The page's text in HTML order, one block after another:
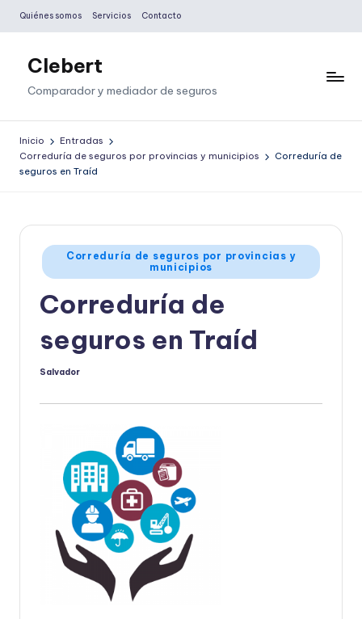
Saltar
contenido
Quiénes somos Servicios Contacto
Clebert
Comparador y mediador de seguros
Inicio
Entradas
Correduría de seguros por provincias y municipios
Correduría de
seguros en Traíd
Publicado
en
Correduría de seguros por provincias y
municipios
Correduría de
seguros en Traíd
Publicado
Salvador